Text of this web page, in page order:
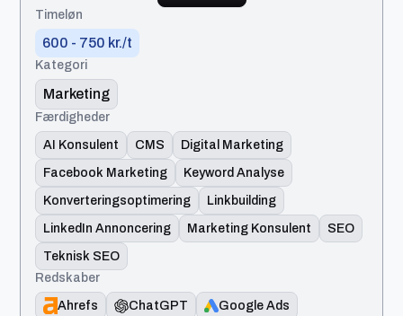
Timeløn
600 - 750 kr./t
Kategori
Marketing
Færdigheder
AI Konsulent
CMS
Digital Marketing
Facebook Marketing
Keyword Analyse
Konverteringsoptimering
Linkbuilding
LinkedIn Annoncering
Marketing Konsulent
SEO
Teknisk SEO
Redskaber
Ahrefs
ChatGPT
Google Ads